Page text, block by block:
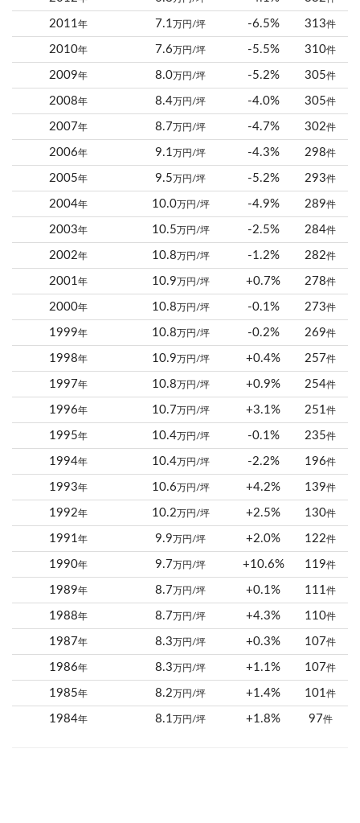
2011年 7.1 万円/坪 -6.5% 313件
2010年 7.6 万円/坪 -5.5% 310件
2009年 8.0 万円/坪 -5.2% 305件
2008年 8.4 万円/坪 -4.0% 305件
2007年 8.7 万円/坪 -4.7% 302件
2006年 9.1 万円/坪 -4.3% 298件
2005年 9.5 万円/坪 -5.2% 293件
2004年 10.0万円/坪 -4.9% 289件
2003年 10.5 万円/坪 -2.5% 284件
2002年 10.8 万円/坪 -1.2% 282件
2001年 10.9 万円/坪 +0.7% 278件
2000年 10.8 万円/坪 -0.1% 273件
1999年 10.8 万円/坪 -0.2% 269件
1998年 10.9 万円/坪 +0.4% 257件
1997年 10.8 万円/坪 +0.9% 254件
1996年 10.7 万円/坪 +3.1% 251件
1995年 10.4万円/坪 -0.1% 235件
1994年 10.4万円/坪 -2.2% 196件
1993年 10.6 万円/坪 +4.2% 139件
1992年 10.2 万円/坪 +2.5% 130件
1991年 9.9 万円/坪 +2.0% 122件
1990年 9.7 万円/坪 +10.6% 119件
1989年 8.7 万円/坪 +0.1% 111件
1988年 8.7 万円/坪 +4.3% 110件
1987年 8.3 万円/坪 +0.3% 107件
1986年 8.3 万円/坪 +1.1% 107件
1985年 8.2 万円/坪 +1.4% 101件
1984年 8.1 万円/坪 +1.8% 97件